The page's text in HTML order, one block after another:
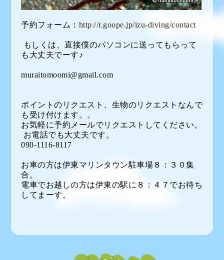
予約フォーム： http://r.goope.jp/izu-diving/contact
もしくは、直接僕のパソコンに送ってもらって
も大丈夫でーす♪
muraitomoomi@gmail.com
ポイントのリクエスト、生物のリクエストなんで
も受け付けます。。
お気軽に予約メールでリクエストしてください。
お電話でも大丈夫です。
090-1116-8117
お車の方は伊東マリンタウン駐車場８：３０集
合。
電車でお越しの方は伊東の駅に８：４７でお待ち
してまーす。